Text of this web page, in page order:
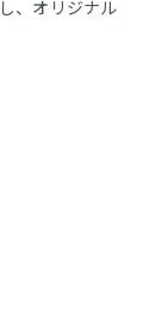
、オリジナル